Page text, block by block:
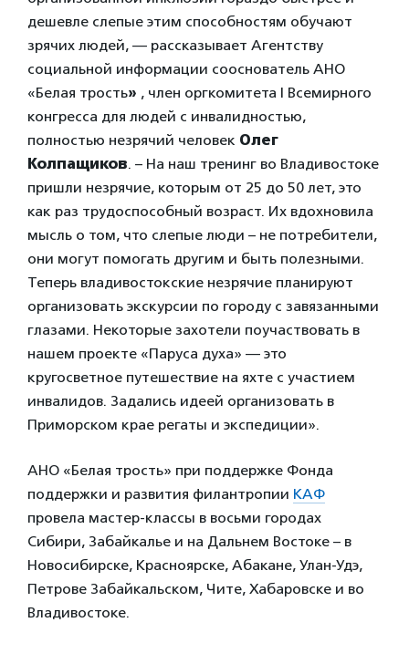
дешевле слепые этим способностям обучают
зрячих людей, — рассказывает Агентству
социальной информации сооснователь АНО
«Белая трость» , член оргкомитета I Всемирного
конгресса для людей с инвалидностью,
полностью незрячий человек Олег
Колпащиков. – На наш тренинг во Владивостоке
пришли незрячие, которым от 25 до 50 лет, это
как раз трудоспособный возраст. Их вдохновила
мысль о том, что слепые люди – не потребители,
они могут помогать другим и быть полезными.
Теперь владивостокские незрячие планируют
организовать экскурсии по городу с завязанными
глазами. Некоторые захотели поучаствовать в
нашем проекте «Паруса духа» — это
кругосветное путешествие на яхте с участием
инвалидов. Задались идеей организовать в
Приморском крае регаты и экспедиции».
АНО «Белая трость» при поддержке Фонда
поддержки и развития филантропии КАФ
провела мастер-классы в восьми городах
Сибири, Забайкалье и на Дальнем Востоке – в
Новосибирске, Красноярске, Абакане, Улан-Удэ,
Петрове Забайкальском, Чите, Хабаровске и во
Владивостоке.